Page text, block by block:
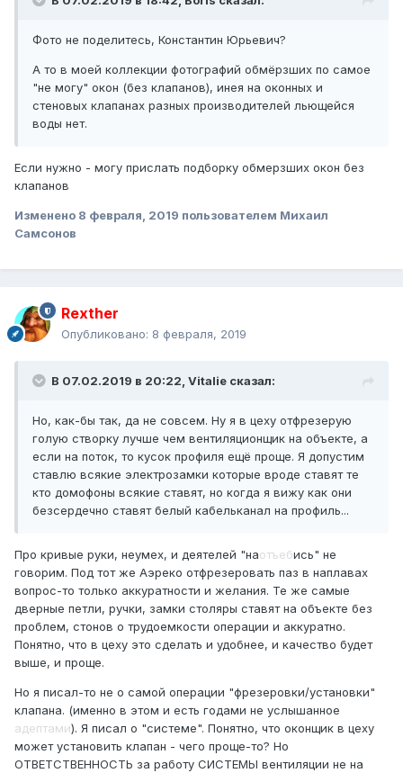
Фото не поделитесь, Константин Юрьевич?
А то в моей коллекции фотографий обмёрзших по самое
"не могу" окон (без клапанов), инея на оконных и
стеновых клапанах разных производителей льющейся
воды нет.
Если нужно - могу прислать подборку обмерзших окон без
клапанов
Изменено 8 февраля, 2019 пользователем Михаил
Самсонов
Rexther
Опубликовано: 8 февраля, 2019
В 07.02.2019 в 20:22, Vitalie сказал:
Но, как-бы так, да не совсем. Ну я в цеху отфрезерую
голую створку лучше чем вентиляционщик на объекте, а
если на поток, то кусок профиля ещё проще. Я допустим
ставлю всякие электрозамки которые вроде ставят те
кто домофоны всякие ставят, но когда я вижу как они
безсердечно ставят белый кабельканал на профиль...
Про кривые руки, неумех, и деятелей "наотъебись" не
говорим. Под тот же Аэреко отфрезеровать паз в наплавах
вопрос-то только аккуратности и желания. Те же самые
дверные петли, ручки, замки столяры ставят на объекте без
проблем, стонов о трудоемкости операции и аккуратно.
Понятно, что в цеху это сделать и удобнее, и качество будет
выше, и проще.
Но я писал-то не о самой операции "фрезеровки/установки"
клапана. (именно в этом и есть годами не услышанное
адептами). Я писал о "системе". Понятно, что оконщик в цеху
может установить клапан - чего проще-то? Но
ОТВЕТСТВЕННОСТЬ за работу СИСТЕМЫ вентиляции не на